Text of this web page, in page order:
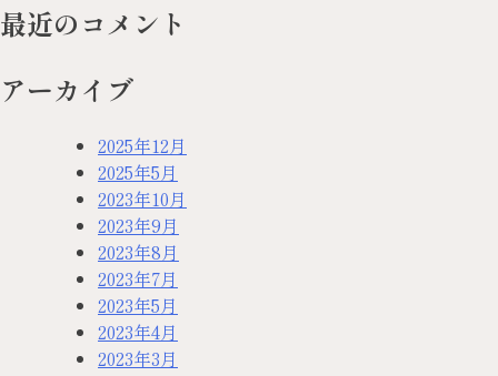
最近のコメント
アーカイブ
2025年12月
2025年5月
2023年10月
2023年9月
2023年8月
2023年7月
2023年5月
2023年4月
2023年3月